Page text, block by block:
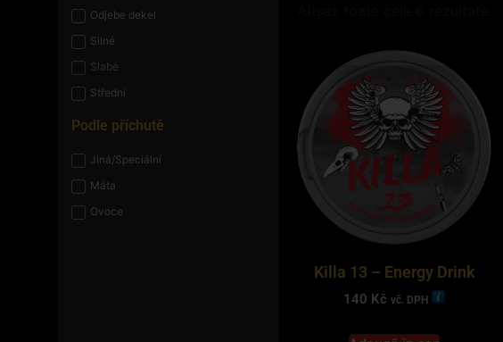
Odjebe dekel
Silné
Slabé
Střední
Podle příchutě
Jiná/Speciální
Máta
Ovoce
Killa 13 – Energy Drink
140 Kč vč. DPH